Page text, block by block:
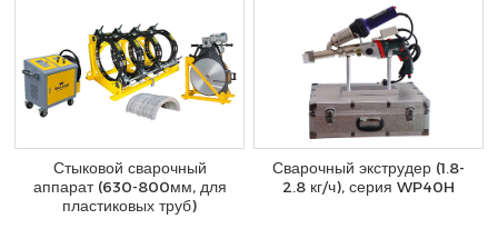
Стыковой сварочный
аппарат (630-800мм, для
пластиковых труб)
Сварочный экструдер (1.8-
2.8 кг/ч), серия WP40H